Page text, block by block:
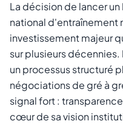
La décision de lancer
national d'entraînement
investissement majeur
sur plusieurs
un processus structuré
négociations de gré à
signal fort :
cœur de sa vision